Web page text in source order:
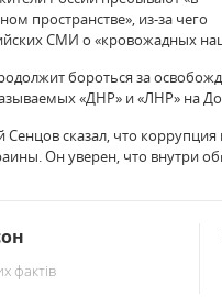
пространстве», из-за чего
СМИ о «кровожадных
бороться за
«ДНР» и «ЛНР» на
сказал, что
Он уверен, что внутри
фактів